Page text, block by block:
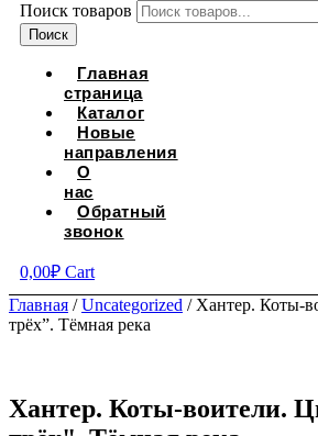
Поиск товаров
Поиск
Главная
страница
Каталог
Новые
направления
О
нас
Обратный
звонок
0,00₽ Cart
Главная /Uncategorized / Хантер. Коты-
трёх”. Тёмная река
Хантер. Коты-воители.